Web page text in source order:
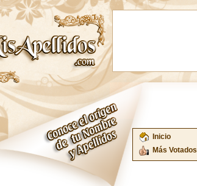
Inicio
Más Votados